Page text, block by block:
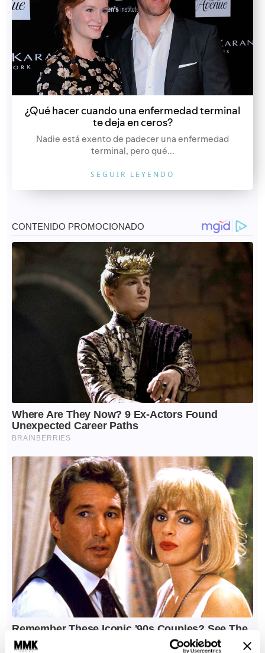
¿Qué hacer cuando una enfermedad terminal
te deja en ceros?
Nadie está exento de padecer una enfermedad
terminal, pero qué...
SEGUIR LEYENDO